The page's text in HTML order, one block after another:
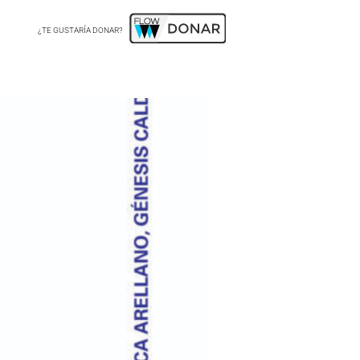
¿TE GUSTARÍA DONAR?